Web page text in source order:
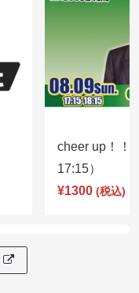
cheer up！
17:15）
¥1300 (税込)